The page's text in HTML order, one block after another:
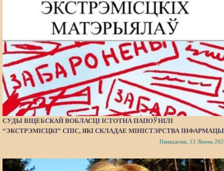
СУДЫ ВІЦЕБСКАЙ ВОБЛАСЦІ ІСТОТНА ПАПОЎНІЛІ
“ЭКСТРЭМІСЦКІ” СПІС, ЯКІ СКЛАДАЕ МІНІСТЭРСТВА
Панядзелак, 13 Ліпень